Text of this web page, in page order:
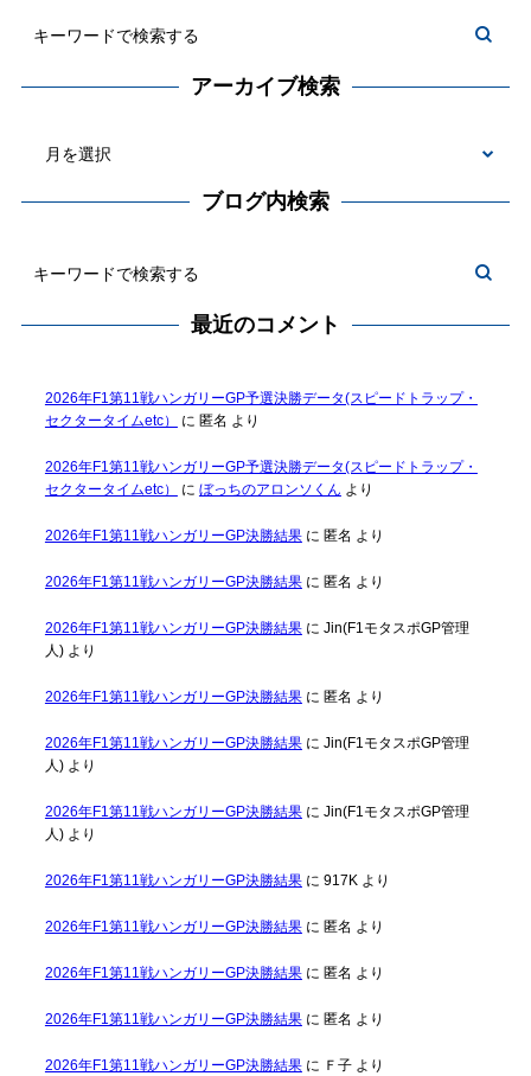
アーカイブ検索
ブログ内検索
最近のコメント
2026年F1第11戦ハンガリーGP予選決勝データ(スピードトラップ・
セクタータイムetc）
に 匿名 より
2026年F1第11戦ハンガリーGP予選決勝データ(スピードトラップ・
セクタータイムetc）
に ぼっちのアロンソくん より
2026年F1第11戦ハンガリーGP決勝結果に 匿名 より
2026年F1第11戦ハンガリーGP決勝結果に 匿名 より
2026年F1第11戦ハンガリーGP決勝結果に Jin(F1モタスポGP管理
人)より
2026年F1第11戦ハンガリーGP決勝結果に 匿名 より
2026年F1第11戦ハンガリーGP決勝結果に Jin(F1モタスポGP管理
人)より
2026年F1第11戦ハンガリーGP決勝結果に Jin(F1モタスポGP管理
人)より
2026年F1第11戦ハンガリーGP決勝結果に 917Kより
2026年F1第11戦ハンガリーGP決勝結果に 匿名 より
2026年F1第11戦ハンガリーGP決勝結果に 匿名 より
2026年F1第11戦ハンガリーGP決勝結果に 匿名 より
2026年F1第11戦ハンガリーGP決勝結果に Ｆ子より